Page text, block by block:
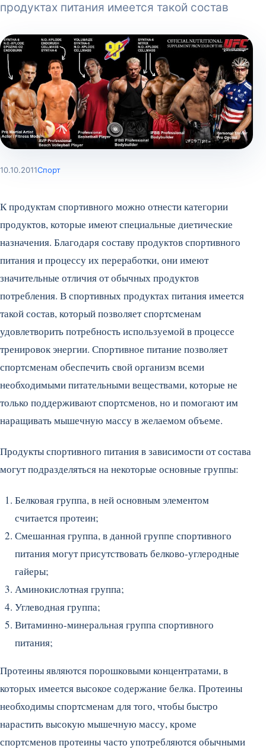
продуктах питания имеется такой состав
10.10.2011Спорт
К продуктам спортивного можно отнести категории
продуктов, которые имеют специальные диетические
назначения. Благодаря составу продуктов спортивного
питания и процессу их переработки, они имеют
значительные отличия от обычных продуктов
потребления. В спортивных продуктах питания имеется
такой состав, который позволяет спортсменам
удовлетворить потребность используемой в процессе
тренировок энергии. Спортивное питание позволяет
спортсменам обеспечить свой организм всеми
необходимыми питательными веществами, которые не
только поддерживают спортсменов, но и помогают им
наращивать мышечную массу в желаемом объеме.
Продукты спортивного питания в зависимости от состава
могут подразделяться на некоторые основные группы:
Белковая группа, в ней основным элементом
считается протеин;
Смешанная группа, в данной группе спортивного
питания могут присутствовать белково-углеродные
гайеры;
Аминокислотная группа;
Углеводная группа;
Витаминно-минеральная группа спортивного
питания;
Протеины являются порошковыми концентратами, в
которых имеется высокое содержание белка. Протеины
необходимы спортсменам для того, чтобы быстро
нарастить высокую мышечную массу, кроме
спортсменов протеины часто употребляются обычными